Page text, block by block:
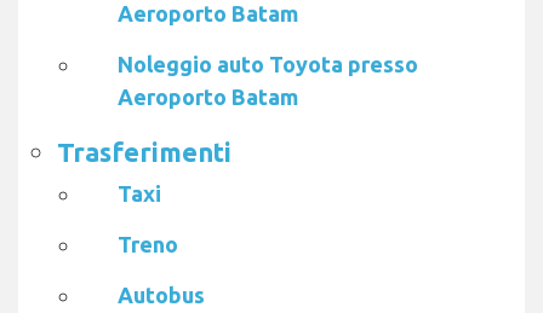
Aeroporto Batam
Noleggio auto Toyota presso
Aeroporto Batam
Trasferimenti
Taxi
Treno
Autobus